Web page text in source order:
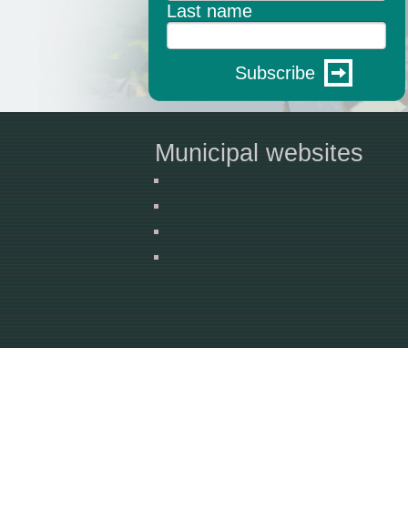
Last name
Subscribe
Municipal websites